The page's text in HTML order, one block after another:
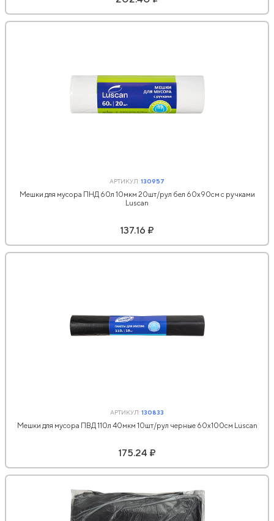
АРТИКУЛ:130957
Мешки для мусора ПНД 60л 10мкм 20шт/рул бел 60x90см с ручками
Luscan
137.16 ₽
АРТИКУЛ:130833
Мешки для мусора ПВД 110л 40мкм 10шт/рул черные 60x100см Luscan
175.24 ₽